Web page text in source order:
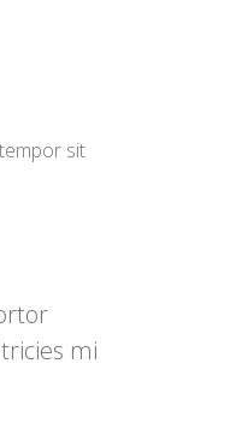
sit
mi